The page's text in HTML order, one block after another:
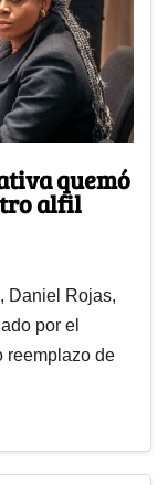
quemó
alfil
Daniel Rojas,
por el
reemplazo de